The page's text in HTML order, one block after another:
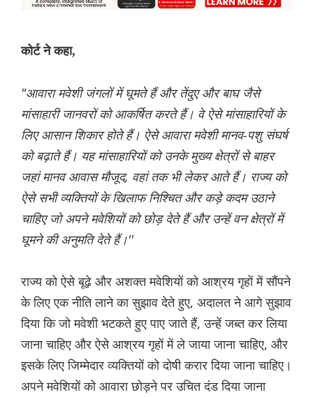
कोर्ट ने कहा,
"आवारा मवेशी जंगलों में घूमते हैं और तेंदुए और बाघ जैसे
मांसाहारी जानवरों को आकर्षित करते हैं। वे ऐसे मांसाहारियों के
लिए आसान शिकार होते हैं। ऐसे आवारा मवेशी मानव-पशु संघर्ष
को बढ़ाते हैं। यह मांसाहारियों को उनके मुख्य क्षेत्रों से बाहर
जहां मानव आवास मौजूद, वहां तक भी लेकर आते हैं। राज्य को
ऐसे सभी व्यक्तियों के खिलाफ निश्चित और कड़े कदम उठाने
चाहिए जो अपने मवेशियों को छोड़ देते हैं और उन्हें वन क्षेत्रों में
घूमने की अनुमति देते हैं।''
राज्य को ऐसे बूढ़े और अशक्त मवेशियों को आश्रय गृहों में सौंपने
के लिए एक नीति लाने का सुझाव देते हुए, अदालत ने आगे सुझाव
दिया कि जो मवेशी भटकते हुए पाए जाते हैं, उन्हें जब्त कर लिया
जाना चाहिए और ऐसे आश्रय गृहों में ले जाया जाना चाहिए, और
इसके लिए जिम्मेदार व्यक्तियों को दोषी करार दिया जाना चाहिए।
अपने मवेशियों को आवारा छोड़ने पर उचित दंड दिया जाना